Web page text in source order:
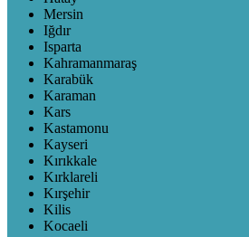
Mersin
Iğdır
Isparta
Kahramanmaraş
Karabük
Karaman
Kars
Kastamonu
Kayseri
Kırıkkale
Kırklareli
Kırşehir
Kilis
Kocaeli